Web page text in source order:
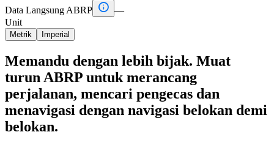
Data Langsung ABRP  —
Unit
Metrik Imperial
Memandu dengan lebih bijak. Muat
turun ABRP untuk merancang
perjalanan, mencari pengecas dan
menavigasi dengan navigasi belokan demi
belokan.